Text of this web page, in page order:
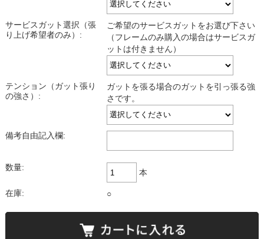
サービスガット選択（張
り上げ希望者のみ）:
ご希望のサービスガットをお選び下さい
（フレームのみ購入の場合はサービスガ
ットは付きません）
テンション（ガット張り
の強さ）:
ガットを張る場合のガットを引っ張る強
さです。
備考自由記入欄:
数量:
本
在庫: ○